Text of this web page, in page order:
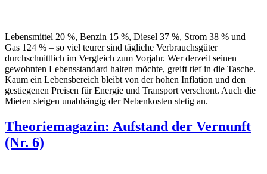
Lebensmittel 20 %, Benzin 15 %, Diesel 37 %, Strom 38 % und
Gas 124 % – so viel teurer sind tägliche Verbrauchsgüter
durchschnittlich im Vergleich zum Vorjahr. Wer derzeit seinen
gewohnten Lebensstandard halten möchte, greift tief in die Tasche.
Kaum ein Lebensbereich bleibt von der hohen Inflation und den
gestiegenen Preisen für Energie und Transport verschont. Auch die
Mieten steigen unabhängig der Nebenkosten stetig an.
Theoriemagazin: Aufstand der Vernunft
(Nr. 6)